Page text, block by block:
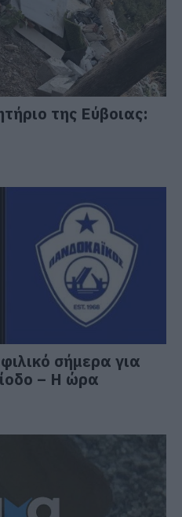
της Εύβοιας:
σήμερα για
– Η ώρα